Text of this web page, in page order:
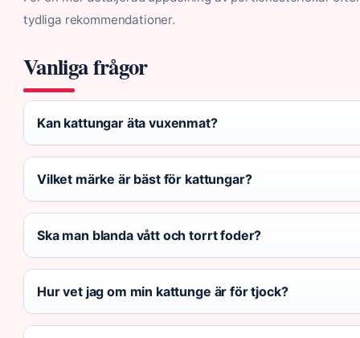
tydliga rekommendationer.
Vanliga frågor
Kan kattungar äta vuxenmat?
Vilket märke är bäst för kattungar?
Ska man blanda vått och torrt foder?
Hur vet jag om min kattunge är för tjock?